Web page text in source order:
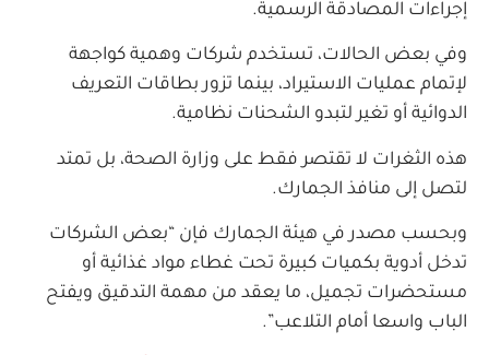
إجراءات المصادقة الرسمية.
وفي بعض الحالات، تستخدم شركات وهمية كواجهة
لإتمام عمليات الاستيراد، بينما تزور بطاقات التعريف
الدوائية أو تغير لتبدو الشحنات نظامية.
هذه الثغرات لا تقتصر فقط على وزارة الصحة، بل تمتد
لتصل إلى منافذ الجمارك.
وبحسب مصدر في هيئة الجمارك فإن “بعض الشركات
تدخل أدوية بكميات كبيرة تحت غطاء مواد غذائية أو
مستحضرات تجميل، ما يعقد من مهمة التدقيق ويفتح
الباب واسعا أمام التلاعب”.